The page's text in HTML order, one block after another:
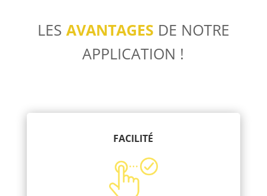
LES AVANTAGES DE NOTRE
APPLICATION !
FACILITÉ